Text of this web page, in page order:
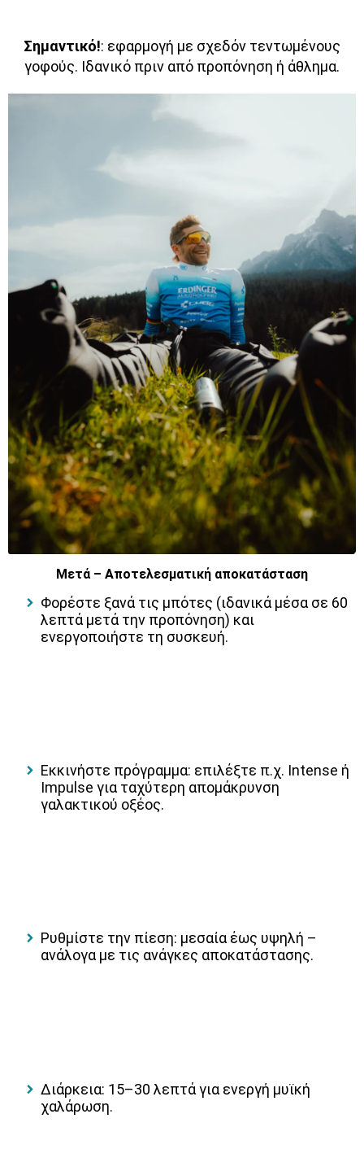
Σημαντικό!: εφαρμογή με σχεδόν τεντωμένους
γοφούς. Ιδανικό πριν από προπόνηση ή άθλημα.
Μετά – Αποτελεσματική αποκατάσταση
Φορέστε ξανά τις μπότες (ιδανικά μέσα σε 60
λεπτά μετά την προπόνηση) και
ενεργοποιήστε τη συσκευή.
Εκκινήστε πρόγραμμα: επιλέξτε π.χ. Intense ή
Impulse για ταχύτερη απομάκρυνση
γαλακτικού οξέος.
Ρυθμίστε την πίεση: μεσαία έως υψηλή –
ανάλογα με τις ανάγκες αποκατάστασης.
Διάρκεια: 15–30 λεπτά για ενεργή μυϊκή
χαλάρωση.